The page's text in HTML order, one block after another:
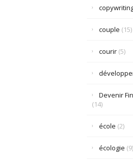
couple (15)
courir(5)
Devenir
(14)
école (2)
écologie (9)